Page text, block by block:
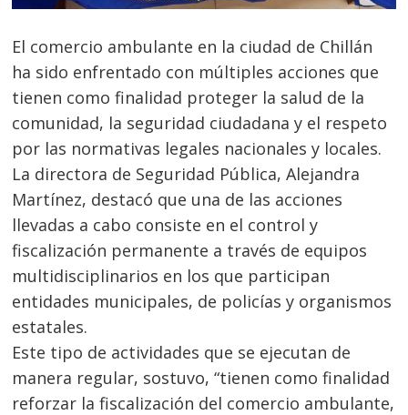
El comercio ambulante en la ciudad de Chillán
ha sido enfrentado con múltiples acciones que
tienen como finalidad proteger la salud de la
comunidad, la seguridad ciudadana y el respeto
por las normativas legales nacionales y locales.
La directora de Seguridad Pública, Alejandra
Martínez, destacó que una de las acciones
llevadas a cabo consiste en el control y
fiscalización permanente a través de equipos
multidisciplinarios en los que participan
entidades municipales, de policías y organismos
estatales.
Este tipo de actividades que se ejecutan de
manera regular, sostuvo, “tienen como finalidad
reforzar la fiscalización del comercio ambulante,